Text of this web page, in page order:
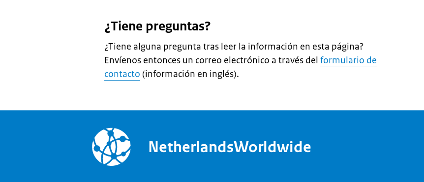
¿Tiene preguntas?
¿Tiene alguna pregunta tras leer la información en esta página?
Envíenos entonces un correo electrónico a través del formulario de
contacto (información en inglés).
NetherlandsWorldwide